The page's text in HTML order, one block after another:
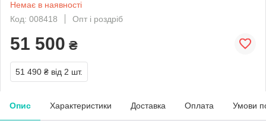
Немає в наявності
Код: 008418
Опт і роздріб
51 500 ₴
51 490 ₴ від 2 шт.
Опис Характеристики Доставка Оплата Умови